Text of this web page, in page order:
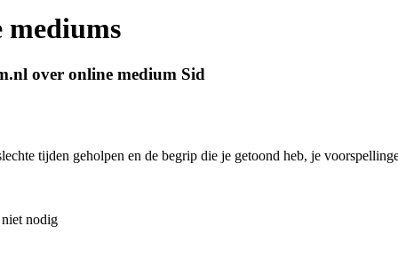
mediums
over online medium Sid
tijden geholpen en de begrip die je getoond heb, je
nodig